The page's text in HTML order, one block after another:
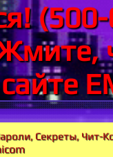
Секреты, Чит-